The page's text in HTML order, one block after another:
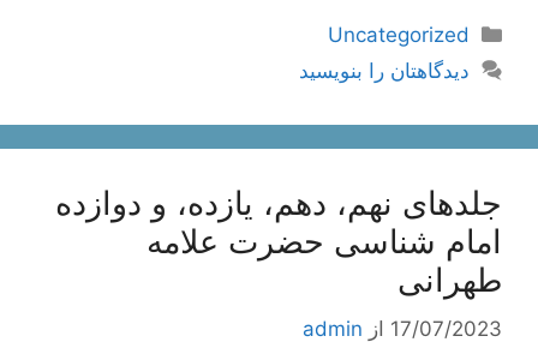
دسته‌ها
Uncategorized
دیدگاهتان را بنویسید
جلدهای نهم، دهم، یازده، و دوازده
امام شناسی حضرت علامه
طهرانی
17/07/2023 از admin